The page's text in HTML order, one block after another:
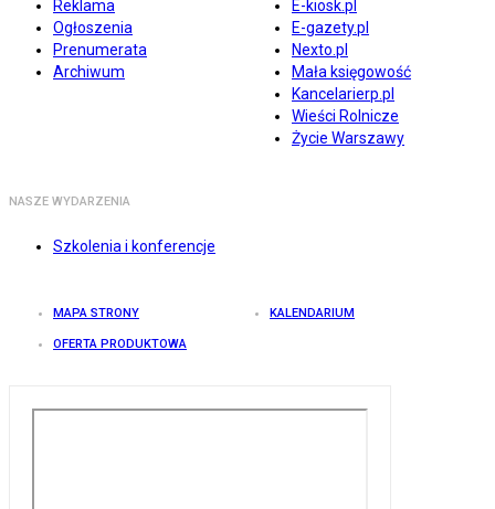
Reklama
Ogłoszenia
Prenumerata
Archiwum
E-kiosk.pl
E-gazety.pl
Nexto.pl
Mała księgowość
Kancelarierp.pl
Wieści Rolnicze
Życie Warszawy
NASZE WYDARZENIA
Szkolenia i konferencje
MAPA STRONY KALENDARIUM
OFERTA PRODUKTOWA